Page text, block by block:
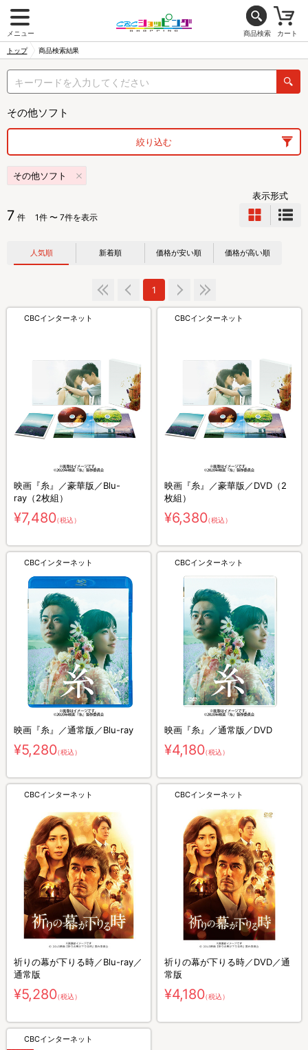
メニュー 商品検索 カート
トップ 商品検索結果
その他ソフト
絞り込む
その他ソフト
7 件 1件 〜 7件を表示
表示形式
人気順 新着順 価格が安い順 価格が高い順
1
CBCインターネット
映画『糸』／豪華版／Blu-
ray（2枚組）
¥7,480（税込）
CBCインターネット
映画『糸』／豪華版／DVD（2
枚組）
¥6,380（税込）
CBCインターネット
映画『糸』／通常版／Blu-ray
¥5,280（税込）
CBCインターネット
映画『糸』／通常版／DVD
¥4,180（税込）
CBCインターネット
祈りの幕が下りる時／Blu-ray／
通常版
¥5,280（税込）
CBCインターネット
祈りの幕が下りる時／DVD／通
常版
¥4,180（税込）
CBCインターネット